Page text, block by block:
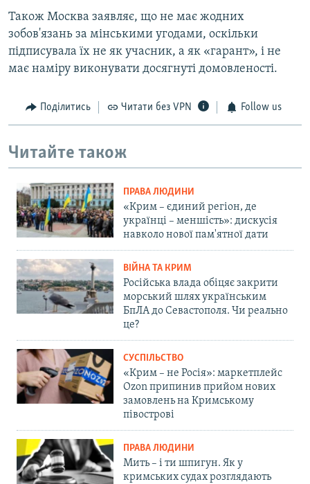
Також Москва заявляє, що не має жодних
зобов'язань за мінськими угодами, оскільки
підписувала їх не як учасник, а як «гарант», і не
має наміру виконувати досягнуті домовленості.
Поділитись Читати без VPN Follow us
Читайте також
ПРАВА ЛЮДИНИ
«Крим – єдиний регіон, де
українці – меншість»: дискусія
навколо нової пам'ятної дати
ВІЙНА ТА КРИМ
Російська влада обіцяє закрити
морський шлях українським
БпЛА до Севастополя. Чи реально
це?
СУСПІЛЬСТВО
«Крим – не Росія»: маркетплейс
Ozon припинив прийом нових
замовлень на Кримському
півострові
ПРАВА ЛЮДИНИ
Мить – і ти шпигун. Як у
кримських судах розглядають